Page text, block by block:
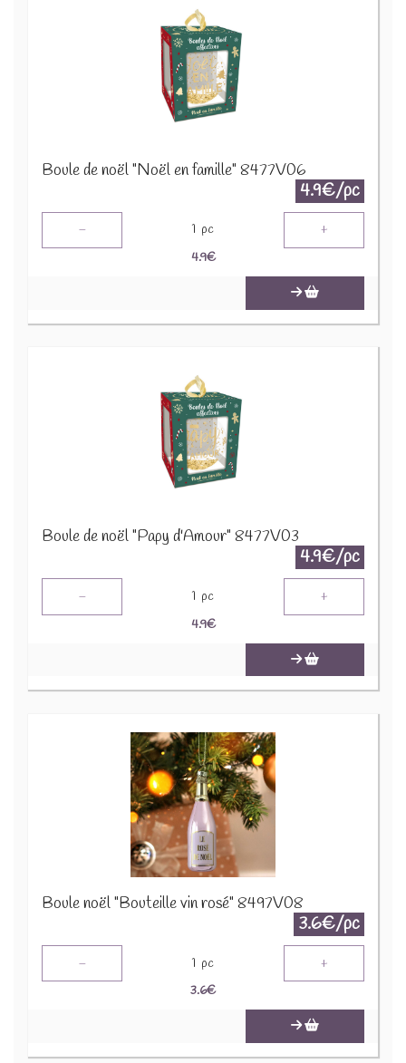
Boule de noël "Noël en famille" 8477V06
4.9€/pc
- 1 pc +
4.9€
Boule de noël "Papy d'Amour" 8477V03
4.9€/pc
- 1 pc +
4.9€
Boule noël "Bouteille vin rosé" 8497V08
3.6€/pc
- 1 pc +
3.6€